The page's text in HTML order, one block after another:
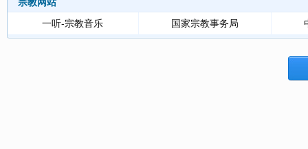
一听-宗教音乐
国家宗教事务局